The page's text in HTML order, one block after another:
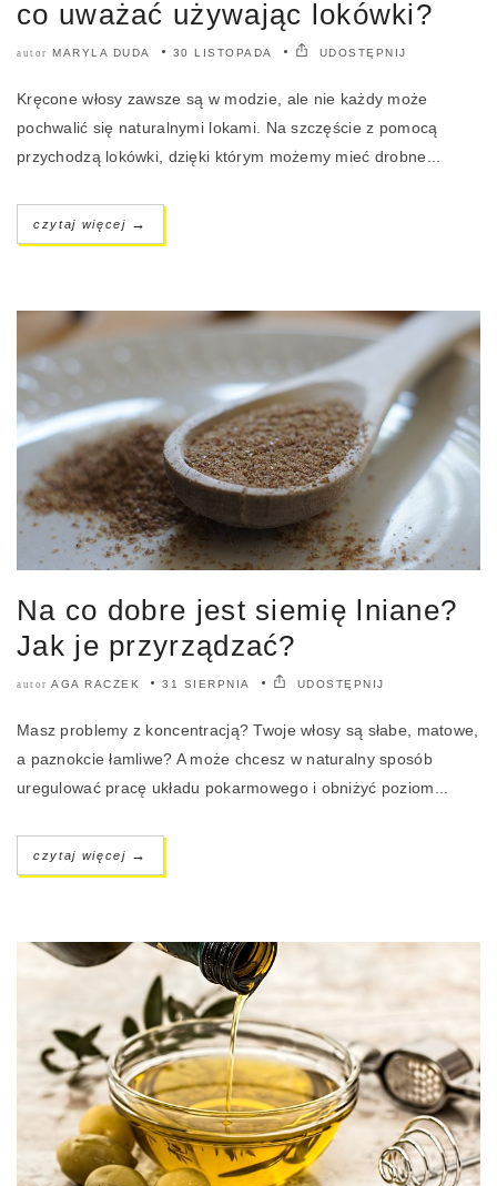
co uważać używając lokówki?
autor MARYLA DUDA 30 LISTOPADA UDOSTĘPNIJ
Kręcone włosy zawsze są w modzie, ale nie każdy może
pochwalić się naturalnymi lokami. Na szczęście z pomocą
przychodzą lokówki, dzięki którym możemy mieć drobne...
czytaj więcej →
Na co dobre jest siemię lniane?
Jak je przyrządzać?
autor AGA RACZEK 31 SIERPNIA UDOSTĘPNIJ
Masz problemy z koncentracją? Twoje włosy są słabe, matowe,
a paznokcie łamliwe? A może chcesz w naturalny sposób
uregulować pracę układu pokarmowego i obniżyć poziom...
czytaj więcej →